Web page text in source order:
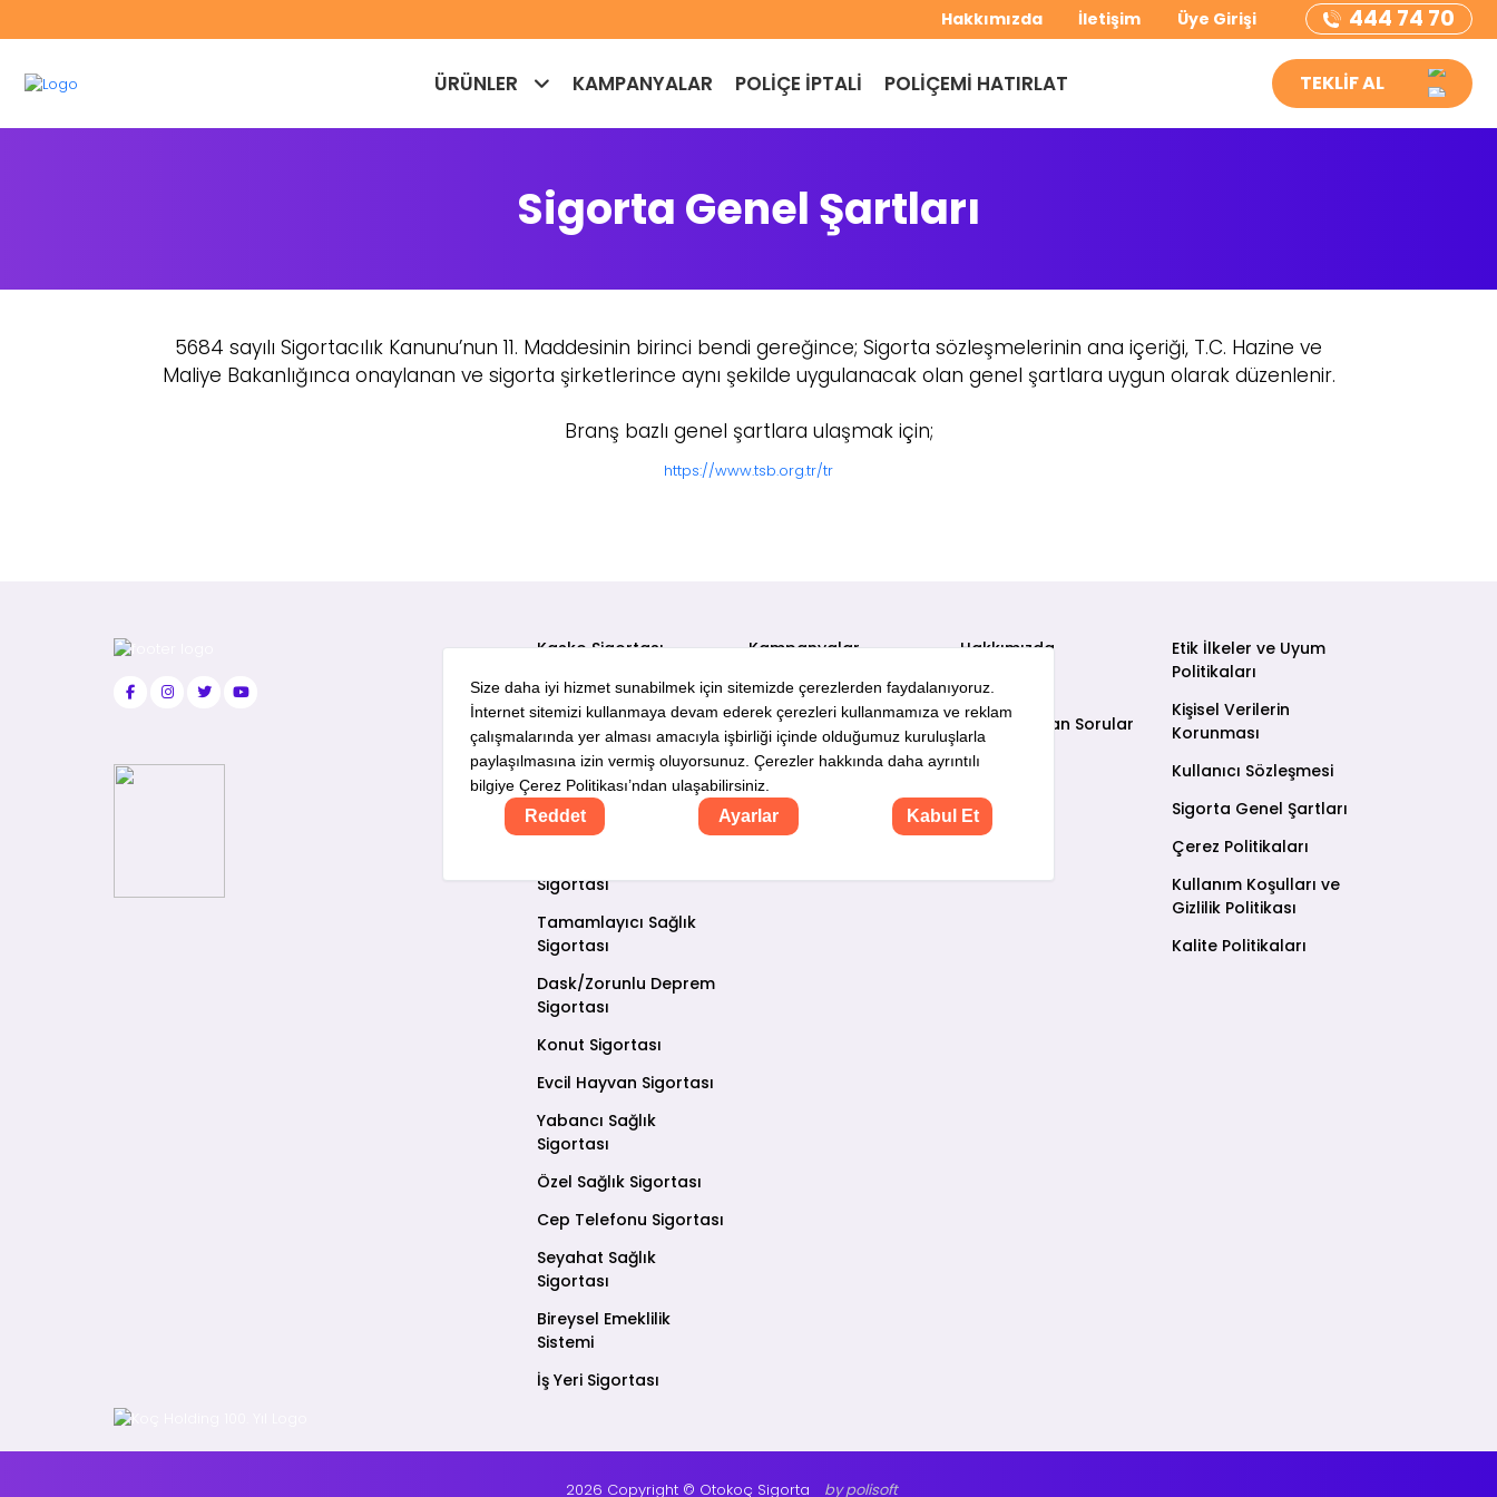
Hakkımızda İletişim Üye Girişi 444 74 70
ÜRÜNLER KAMPANYALAR POLİÇE İPTALİ POLİÇEMİ HATIRLAT TEKLİF AL
Sigorta Genel Şartları
5684 sayılı Sigortacılık Kanunu’nun 11. Maddesinin birinci bendi gereğince; Sigorta sözleşmelerinin ana içeriği, T.C. Hazine ve
Maliye Bakanlığınca onaylanan ve sigorta şirketlerince aynı şekilde uygulanacak olan genel şartlara uygun olarak düzenlenir.
Branş bazlı genel şartlara ulaşmak için;
https://www.tsb.org.tr/tr
Kasko Sigortası
Trafik Sigortası
2.El Trafik Sigortası
E-Kasko Sigortası
Motosiklet Trafik
Sigortası
Sigortası
Tamamlayıcı Sağlık
Sigortası
Dask/Zorunlu Deprem
Sigortası
Konut Sigortası
Evcil Hayvan Sigortası
Yabancı Sağlık
Sigortası
Özel Sağlık Sigortası
Cep Telefonu Sigortası
Seyahat Sağlık
Sigortası
Bireysel Emeklilik
Sistemi
İş Yeri Sigortası
Kampanyalar
Poliçe İşlemleri
Poliçemi Hatırlat
Şubeler
Hakkımızda
İletişim
Sıkça Sorulan Sorular
Blog
Etik İlkeler ve Uyum
Politikaları
Kişisel Verilerin
Korunması
Kullanıcı Sözleşmesi
Sigorta Genel Şartları
Çerez Politikaları
Kullanım Koşulları ve
Gizlilik Politikası
Kalite Politikaları
2026 Copyright © Otokoç Sigorta by polisoft